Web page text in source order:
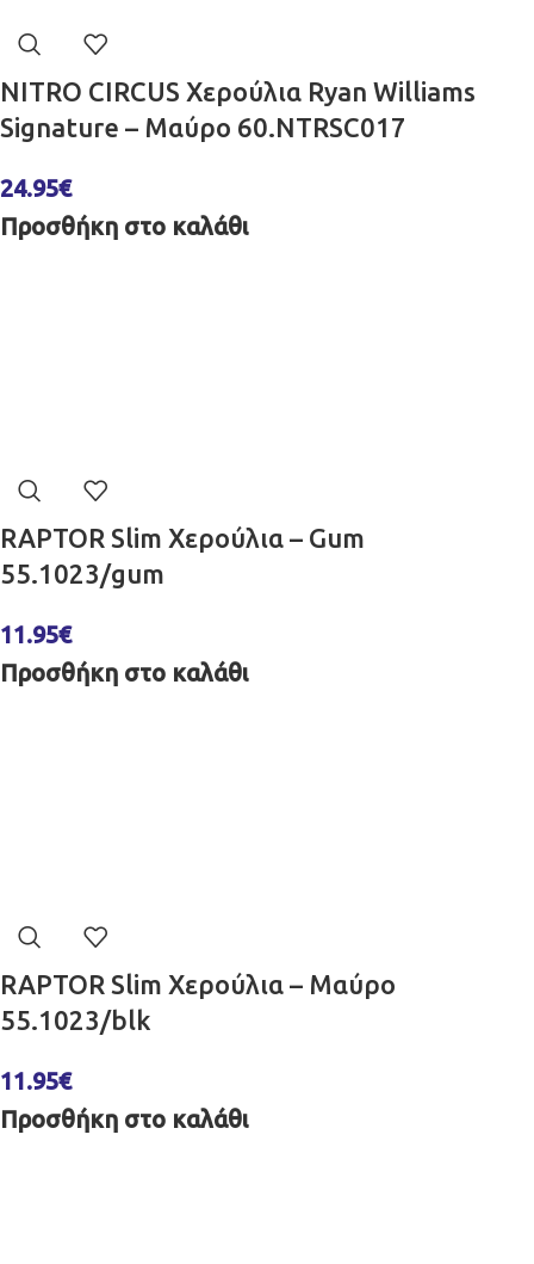
NITRO CIRCUS Χερούλια Ryan Williams
Signature – Μαύρο 60.NTRSC017
24.95€
Προσθήκη στο καλάθι
RAPTOR Slim Χερούλια – Gum
55.1023/gum
11.95€
Προσθήκη στο καλάθι
RAPTOR Slim Χερούλια – Μαύρο
55.1023/blk
11.95€
Προσθήκη στο καλάθι